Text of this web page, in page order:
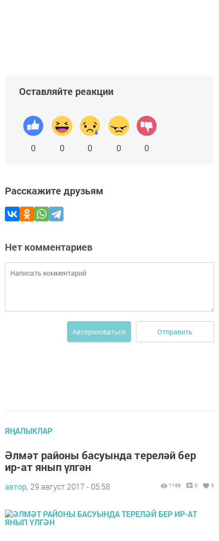
Оставляйте реакции
0 0 0 0 0
Расскажите друзьям
Нет комментариев
Авторизоваться Отправить
ЯҢАЛЫКЛАР
Әлмәт районы басуында тереләй бер
ир-ат янып үлгән
автор, 29 август 2017 - 05:58 1169 0 0